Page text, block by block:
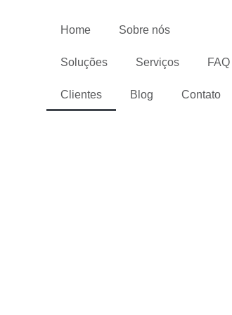
Home Sobre nós
Soluções Serviços FAQ
Clientes Blog Contato